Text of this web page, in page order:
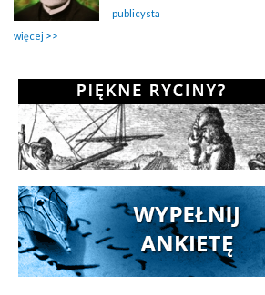
publicysta
więcej